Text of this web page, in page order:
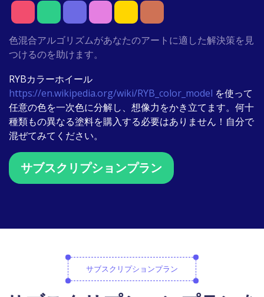
色混合アルゴリズムがあなたのアートに適した解決策を見
つけるのを助けます。
RYBカラーホイール
https://en.wikipedia.org/wiki/RYB_color_model を使って
任意の色を一次色に分解し、想像力をかき立てます。何十
種類もの異なる塗料を購入する必要はありません！自分で
混ぜてみてください。
サブスクリプションプラン
サブスクリプションプラン